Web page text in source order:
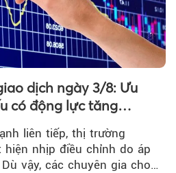
dịch ngày 3/8: Ưu
có động lực tăng
liên tiếp, thị trường
hiện nhịp điều chỉnh do áp
vậy, các chuyên gia cho